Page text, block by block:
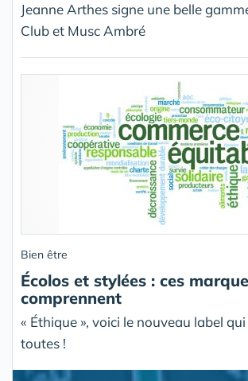
Jeanne Arthes signe une belle
Club et Musc Ambré
Bien être
Écolos et stylées : ces
comprennent
« Éthique », voici le nouveau label
toutes !